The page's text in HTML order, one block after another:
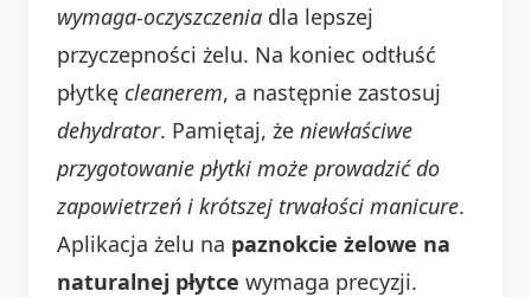
wymaga-oczyszczenia dla lepszej
przyczepności żelu. Na koniec odtłuść
płytkę cleanerem, a następnie zastosuj
dehydrator. Pamiętaj, że niewłaściwe
przygotowanie płytki może prowadzić do
zapowietrzeń i krótszej trwałości manicure.
Aplikacja żelu na paznokcie żelowe na
naturalnej płytce wymaga precyzji.